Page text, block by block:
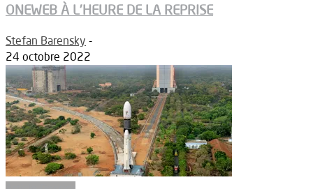
ONEWEB À L’HEURE DE LA REPRISE
Stefan Barensky -
24 octobre 2022